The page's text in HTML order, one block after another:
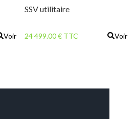
Voir
SSV utilitaire
24 499.00 € TTC Voir